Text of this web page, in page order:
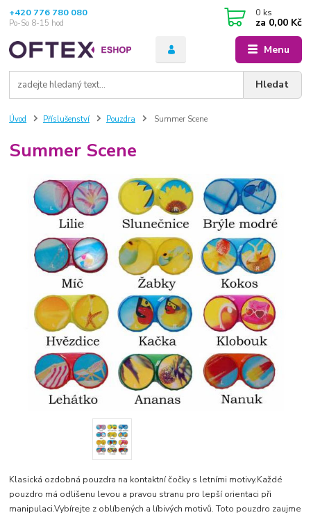
Menu
Hledat
+420 776 780 080
Po-So 8-15 hod
0 ks
za 0,00 Kč
Úvod Příslušenství Pouzdra Summer Scene
Summer Scene
Klasická ozdobná pouzdra na kontaktní čočky s letními motivy.Každé
pouzdro má odlišenu levou a pravou stranu pro lepší orientaci při
manipulaci.Vybírejte z oblíbených a líbivých motivů. Toto pouzdro zaujme